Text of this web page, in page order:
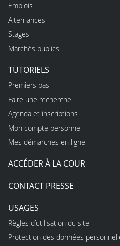
Emplois
Alternances
Stages
Marchés publics
TUTORIELS
Premiers pas
Faire une recherche
Agenda et inscriptions
Mon compte personnel
Mes démarches en ligne
ACCÉDER À LA COUR
CONTACT PRESSE
USAGES
Règles d’utilisation du site
Protection des données